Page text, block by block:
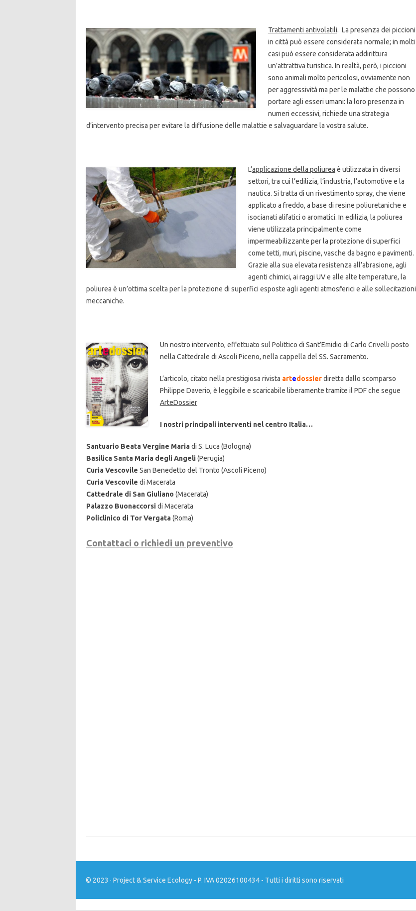
Trattamenti antivolatili. La presenza dei piccioni
in città può essere considerata normale; in molti
casi può essere considerata addirittura
un’attrattiva turistica. In realtà, però, i piccioni
sono animali molto pericolosi, ovviamente non
per aggressività ma per le malattie che possono
portare agli esseri umani: la loro presenza in
numeri eccessivi, richiede una strategia
d’intervento precisa per evitare la diffusione delle malattie e salvaguardare la vostra salute.
L’applicazione della poliurea è utilizzata in diversi
settori, tra cui l’edilizia, l’industria, l’automotive e la
nautica. Si tratta di un rivestimento spray, che viene
applicato a freddo, a base di resine poliuretaniche e
isocianati alifatici o aromatici. In edilizia, la poliurea
viene utilizzata principalmente come
impermeabilizzante per la protezione di superfici
come tetti, muri, piscine, vasche da bagno e pavimenti.
Grazie alla sua elevata resistenza all’abrasione, agli
agenti chimici, ai raggi UV e alle alte temperature, la
poliurea è un’ottima scelta per la protezione di superfici esposte agli agenti atmosferici e alle sollecitazioni
meccaniche.
Un nostro intervento, effettuato sul Polittico di Sant’Emidio di Carlo Crivelli posto
nella Cattedrale di Ascoli Piceno, nella cappella del SS. Sacramento.
L’articolo, citato nella prestigiosa rivista artedossier diretta dallo scomparso
Philippe Daverio, è leggibile e scaricabile liberamente tramite il PDF che segue
ArteDossier
I nostri principali interventi nel centro Italia…
Santuario Beata Vergine Mariadi S. Luca (Bologna)
Basilica Santa Maria degli Angeli(Perugia)
Curia Vescovile San Benedetto del Tronto (Ascoli Piceno)
Curia Vescovile di Macerata
Cattedrale di San Giuliano (Macerata)
Palazzo Buonaccorsidi Macerata
Policlinico di Tor Vergata(Roma)
Contattaci o richiedi un preventivo
© 2023 · Project & Service Ecology - P. IVA 02026100434 - Tutti i diritti sono riservati